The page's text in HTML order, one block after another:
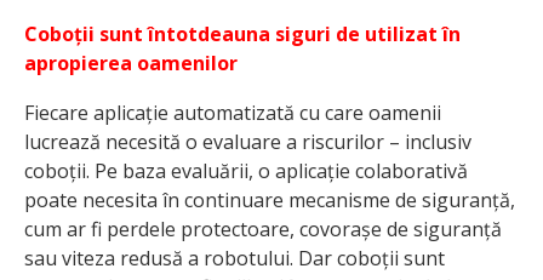
Coboții sunt întotdeauna siguri de utilizat în
apropierea oamenilor
Fiecare aplicație automatizată cu care oamenii
lucrează necesită o evaluare a riscurilor – inclusiv
coboții. Pe baza evaluării, o aplicație colaborativă
poate necesita în continuare mecanisme de siguranță,
cum ar fi perdele protectoare, covorașe de siguranță
sau viteza redusă a robotului. Dar coboții sunt